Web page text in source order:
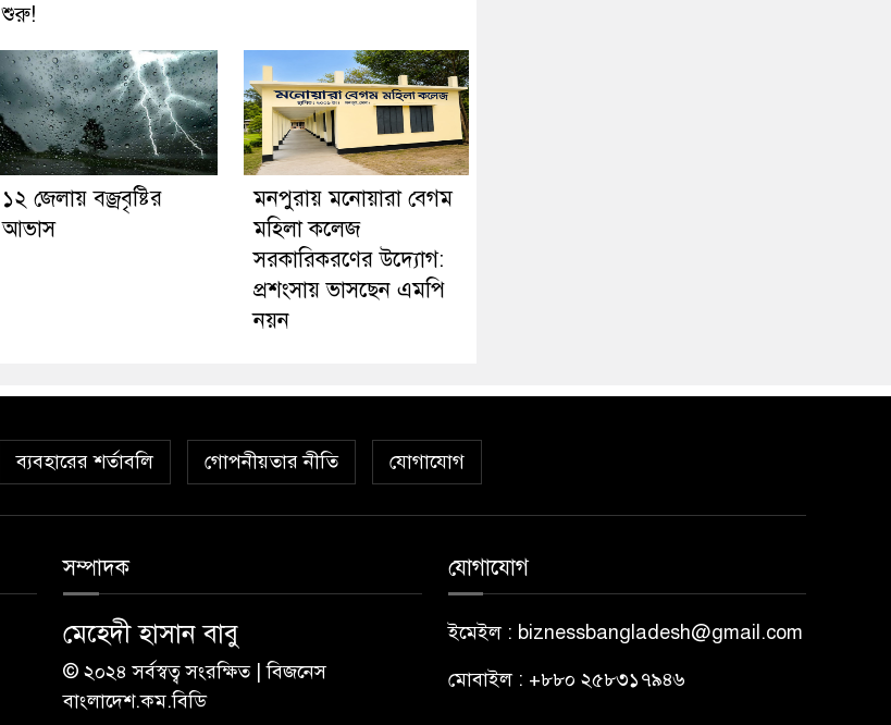
শুরু!
১২ জেলায় বজ্রবৃষ্টির
আভাস
মনপুরায় মনোয়ারা বেগম
মহিলা কলেজ
সরকারিকরণের উদ্যোগ:
প্রশংসায় ভাসছেন এমপি
নয়ন
ব্যবহারের শর্তাবলি গোপনীয়তার নীতি যোগাযোগ
সম্পাদক
মেহেদী হাসান বাবু
© ২০২৪ সর্বস্বত্ব সংরক্ষিত | বিজনেস
বাংলাদেশ.কম.বিডি
যোগাযোগ
ইমেইল : biznessbangladesh@gmail.com
মোবাইল : +৮৮০ ২৫৮৩১৭৯৪৬